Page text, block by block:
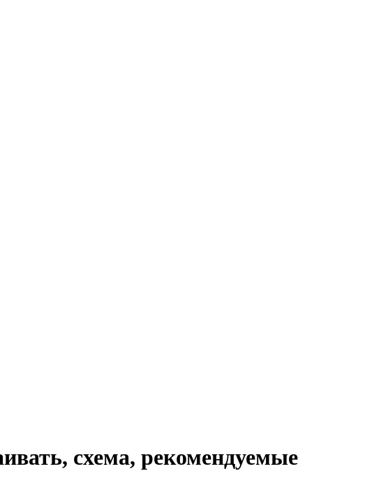
схема, рекомендуемые